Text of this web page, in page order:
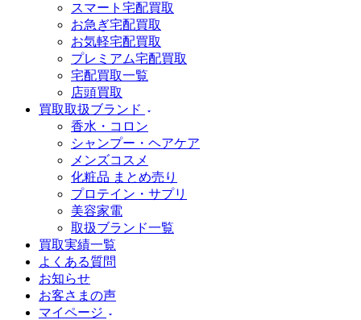
スマート宅配買取
お急ぎ宅配買取
お気軽宅配買取
プレミアム宅配買取
宅配買取一覧
店頭買取
買取取扱ブランド
香水・コロン
シャンプー・ヘアケア
メンズコスメ
化粧品 まとめ売り
プロテイン・サプリ
美容家電
取扱ブランド一覧
買取実績一覧
よくある質問
お知らせ
お客さまの声
マイページ